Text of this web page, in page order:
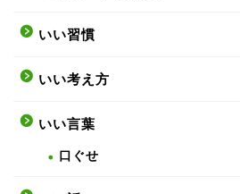
いい習慣
いい考え方
いい言葉
口ぐせ